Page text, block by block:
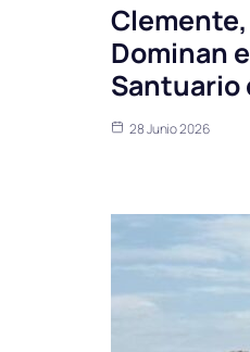
Dominan
Santuario
28 Junio 2026